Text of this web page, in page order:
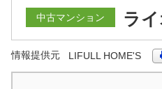
中古マンション ラ
情報提供元 LIFULL HOME'S